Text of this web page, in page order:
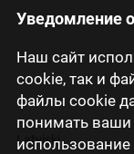
Уведомление
Наш сайт
cookie, так и
файлы cookie
понимать ваши
использование
Latviski